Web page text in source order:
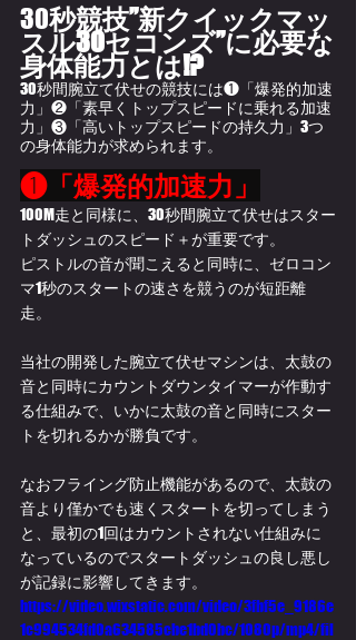
30秒競技”新クイックマッ
スル30セコンズ”に必要な
身体能力とは!?
30秒間腕立て伏せの競技には❶「爆発的加速
力」❷「素早くトップスピードに乗れる加速
力」❸「高いトップスピードの持久力」3つ
の身体能力が求められます。﻿
❶「爆発的加速力」
100M走と同様に、30秒間腕立て伏せはスター
トダッシュのスピード＋が重要です。
ピストルの音が聞こえると同時に、ゼロコン
マ1秒のスタートの速さを競うのが短距離
走。
当社の開発した腕立て伏せマシンは、太鼓の
音と同時にカウントダウンタイマーが作動す
る仕組みで、いかに太鼓の音と同時にスター
トを切れるかが勝負です。
なおフライング防止機能があるので、太鼓の
音より僅かでも速くスタートを切ってしまう
と、最初の1回はカウントされない仕組みに
なっているのでスタートダッシュの良し悪し
が記録に影響してきます。
https://video.wixstatic.com/video/3fbf5e_9186e
1c994534fd0a634585cbe1bd0bc/1080p/mp4/fil